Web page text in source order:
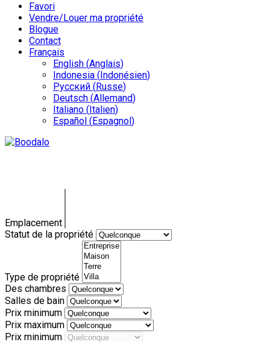
Favori
Vendre/Louer ma propriété
Blogue
Contact
Français
English (Anglais)
Indonesia (Indonésien)
Русский (Russe)
Deutsch (Allemand)
Italiano (Italien)
Español (Espagnol)
Emplacement
Statut de la propriété
Type de propriété
Des chambres
Salles de bain
Prix minimum
Prix maximum
Prix minimum